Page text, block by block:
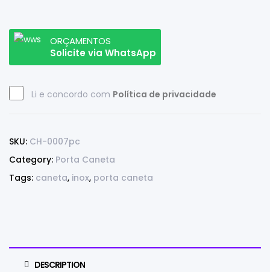
ORÇAMENTOS
Solicite via WhatsApp
Li e concordo com Política de privacidade
SKU: CH-0007pc
Category: Porta Caneta
Tags: caneta, inox, porta caneta
DESCRIPTION